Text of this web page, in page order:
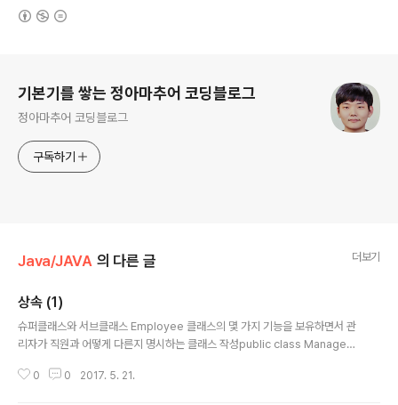
기본기를 쌓는 정아마추어 코딩블로그
정아마추어 코딩블로그
구독하기
Java/JAVA 의 다른 글 더보기
상속 (1)
슈퍼클래스와 서브클래스 Employee 클래스의 몇 가지 기능을 보유하면서 관
리자가 직원과 어떻게 다른지 명시하는 클래스 작성public class Manager
슈퍼클래스는 부모 클래스고 서브클래스는 부모클래스의 기능을 상속받는 자식
0 0 2017. 5. 21.